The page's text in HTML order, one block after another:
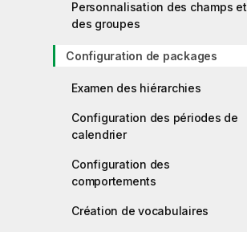
Personnalisation des champs et
des groupes
Configuration de packages
Examen des hiérarchies
Configuration des périodes de
calendrier
Configuration des
comportements
Création de vocabulaires